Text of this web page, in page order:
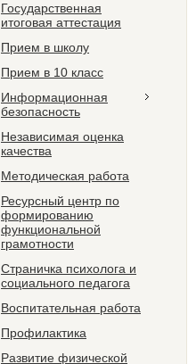
Государственная
итоговая аттестация
Прием в школу
Прием в 10 класс
Информационная
безопасность
Независимая оценка
качества
Методическая работа
Ресурсный центр по
формированию
функциональной
грамотности
Страничка психолога и
социального педагога
Воспитательная работа
Профилактика
Развитие физической